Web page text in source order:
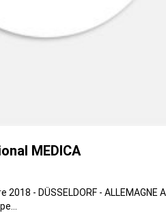
MEDICA
2018 - DÜSSELDORF -